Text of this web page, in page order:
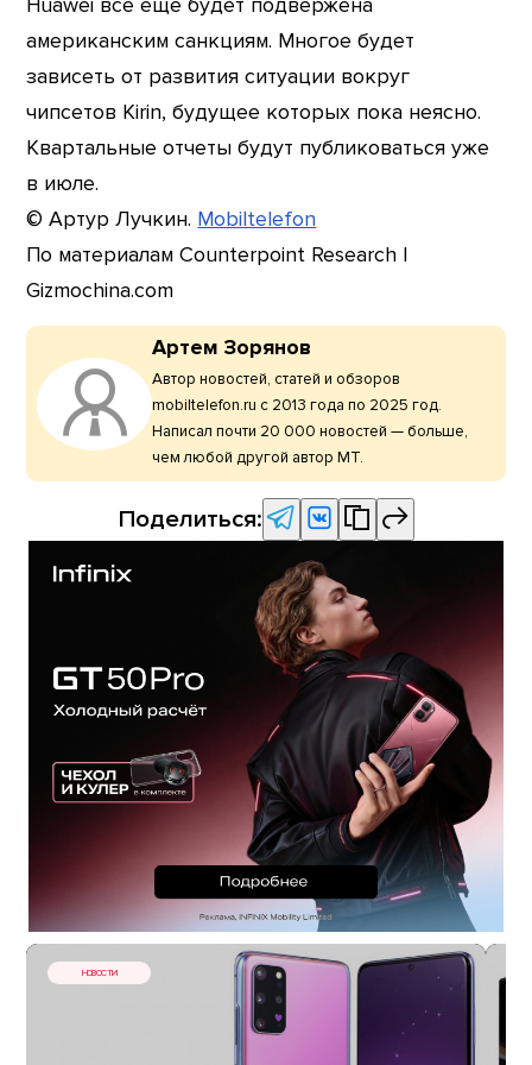
Huawei все еще будет подвержена
американским санкциям. Многое будет
зависеть от развития ситуации вокруг
чипсетов Kirin, будущее которых пока неясно.
Квартальные отчеты будут публиковаться уже
в июле.
© Артур Лучкин. Mobiltelefon
По материалам Counterpoint Research |
Gizmochina.com
Артем Зорянов
Автор новостей, статей и обзоров
mobiltelefon.ru с 2013 года по 2025 год.
Написал почти 20 000 новостей — больше,
чем любой другой автор МТ.
Поделиться:
НОВОСТИ